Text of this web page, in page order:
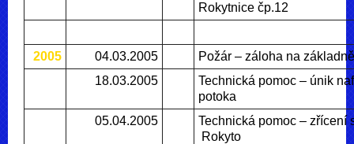
Rokytnice čp.12
2005 04.03.2005
Požár – záloha na základně
18.03.2005
Technická pomoc – únik
potoka
05.04.2005
Technická pomoc – zřícení
Rokyto